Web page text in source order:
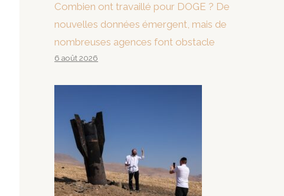
Combien ont travaillé pour DOGE ? De
nouvelles données émergent, mais de
nombreuses agences font obstacle
6 août 2026